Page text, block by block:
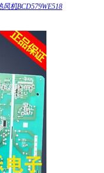
机BCD579WE518